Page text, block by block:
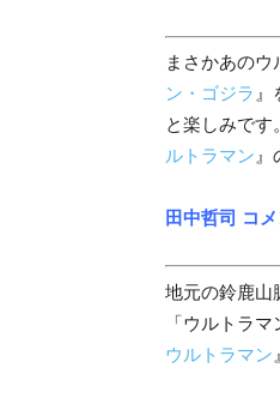
まさかあの
ン・ゴジラ
と楽しみで
ルトラマン 』
田中哲司 コメ
地元の鈴鹿山
「ウルトラ
ウルトラマン